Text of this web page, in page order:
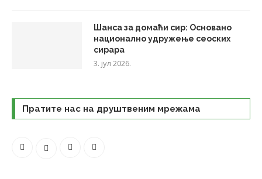
Шанса за домаћи сир: Основано
национално удружење сеоских
сирара
3. јул 2026.
Пратите нас на друштвеним мрежама